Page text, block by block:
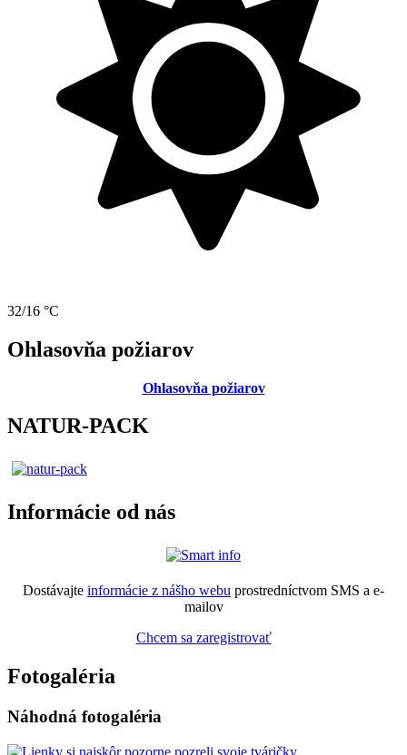
32/16 °C
Ohlasovňa požiarov
Ohlasovňa požiarov
NATUR-PACK
Informácie od nás
Dostávajte informácie z nášho webu prostredníctvom SMS a e-
mailov
Chcem sa zaregistrovať
Fotogaléria
Náhodná fotogaléria